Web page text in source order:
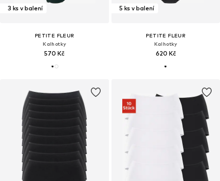
3 ks v balení
PETITE FLEUR
Kalhotky
570 Kč
5 ks v balení
PETITE FLEUR
Kalhotky
620 Kč